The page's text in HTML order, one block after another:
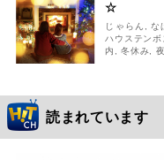
☆
じゃらん ,な
ハウステンボ
内 ,冬休み,
読まれています